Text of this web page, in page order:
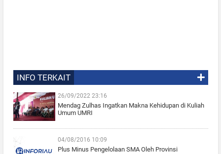
INFO TERKAIT
26/09/2022 23:16
Mendag Zulhas Ingatkan Makna Kehidupan di Kuliah
Umum UMRI
04/08/2016 10:09
Plus Minus Pengelolaan SMA Oleh Provinsi